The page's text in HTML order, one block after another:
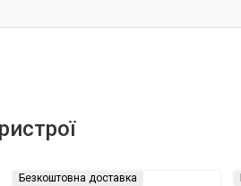
Безкоштовна доставка